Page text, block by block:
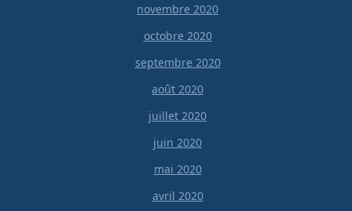
novembre 2020
octobre 2020
septembre 2020
août 2020
juillet 2020
juin 2020
mai 2020
avril 2020